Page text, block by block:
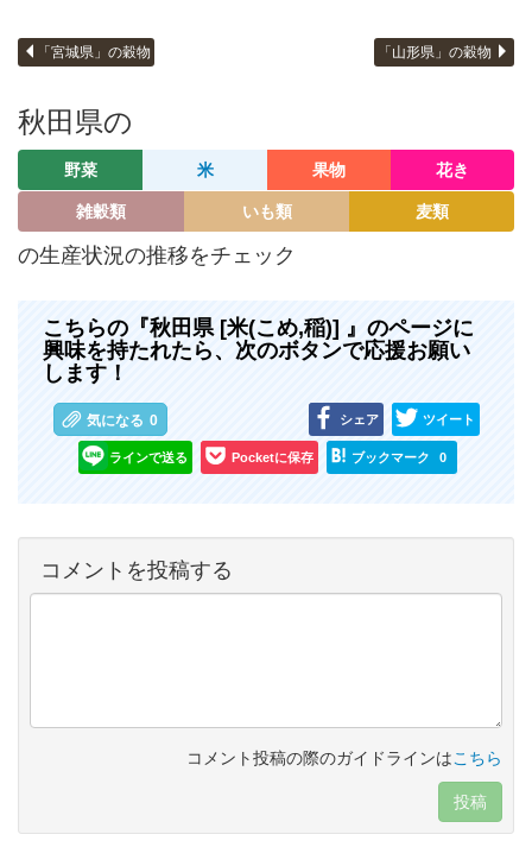
「宮城県」の穀物 「山形県」の穀物
秋田県の
野菜 米 果物 花き
雑穀類 いも類 麦類
の生産状況の推移をチェック
こちらの『秋田県 [米(こめ,稲)] 』のページに
興味を持たれたら、次のボタンで応援お願い
します！
気になる 0 シェア ツイート
ラインで送る Pocketに保存 ブックマーク 0
コメントを投稿する
コメント投稿の際のガイドラインはこちら
投稿